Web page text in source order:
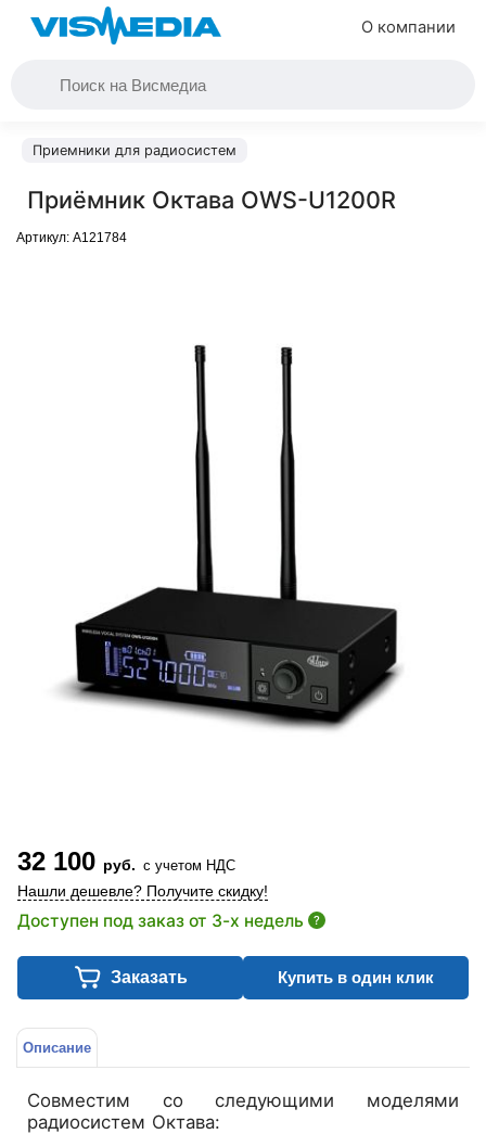
О компании
Приемники для радиосистем
Приёмник Октава OWS-U1200R
Артикул: A121784
32 100 руб. с учетом НДС
Нашли дешевле? Получите скидку!
Доступен под заказ от 3-х недель ?
Заказать Купить в один клик
Описание
Совместим со следующими моделями
радиосистем Октава: